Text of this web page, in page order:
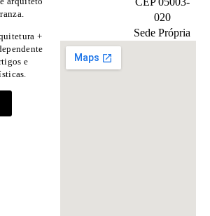
+
e
020
Sede Própria